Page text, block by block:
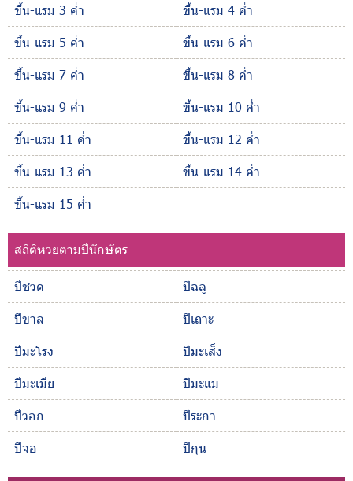
ขึ้น-แรม 3 ค่ำ
ขึ้น-แรม 4 ค่ำ
ขึ้น-แรม 5 ค่ำ
ขึ้น-แรม 6 ค่ำ
ขึ้น-แรม 7 ค่ำ
ขึ้น-แรม 8 ค่ำ
ขึ้น-แรม 9 ค่ำ
ขึ้น-แรม 10 ค่ำ
ขึ้น-แรม 11 ค่ำ
ขึ้น-แรม 12 ค่ำ
ขึ้น-แรม 13 ค่ำ
ขึ้น-แรม 14 ค่ำ
ขึ้น-แรม 15 ค่ำ
สถิติหวยตามปีนักษัตร
ปีชวด
ปีฉลู
ปีขาล
ปีเถาะ
ปีมะโรง
ปีมะเส็ง
ปีมะเมีย
ปีมะแม
ปีวอก
ปีระกา
ปีจอ
ปีกุน